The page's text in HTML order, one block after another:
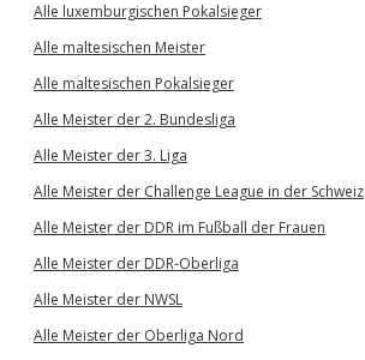
Alle luxemburgischen Pokalsieger
Alle maltesischen Meister
Alle maltesischen Pokalsieger
Alle Meister der 2. Bundesliga
Alle Meister der 3. Liga
Alle Meister der Challenge League in der Schweiz
Alle Meister der DDR im Fußball der Frauen
Alle Meister der DDR-Oberliga
Alle Meister der NWSL
Alle Meister der Oberliga Nord